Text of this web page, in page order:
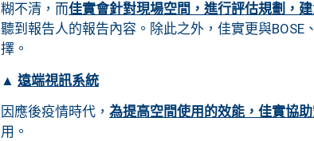
糊不清，而佳實會針對現場空間，進行評估規劃，
聽到報告人的報告內容。除此之外，佳實更與
擇。
▲ 遠端視訊系統
因應後疫情時代， 為提高空間使用的效能，佳實協
用。